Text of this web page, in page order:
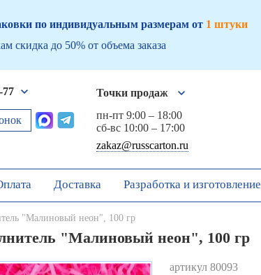
по индивидуальным размерам от 1 штуки
скидка до 50% от объема заказа
77
Точки продаж
пн-пт 9:00 – 18:00
сб-вс 10:00 – 17:00
zakaz@russcarton.ru
Доставка Разработка и изготовление
"Малиновый неон", 100 гр
"Малиновый неон", 100 гр
артикул 80093